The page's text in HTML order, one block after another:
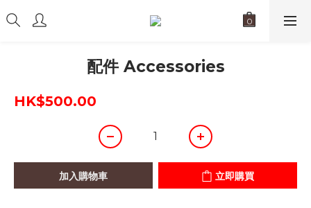
配件 Accessories
HK$500.00
加入購物車 立即購買